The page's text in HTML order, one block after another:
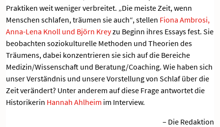
Praktiken weit weniger verbreitet. „Die meiste Zeit, wenn
Menschen schlafen, träumen sie auch“, stellen Fiona Ambrosi,
Anna-Lena Knoll und Björn Kreyzu Beginn ihres Essays fest. Sie
beobachten soziokulturelle Methoden und Theorien des
Träumens, dabei konzentrieren sie sich auf die Bereiche
Medizin/Wissenschaft und Beratung/Coaching. Wie haben sich
unser Verständnis und unsere Vorstellung von Schlaf über die
Zeit verändert? Unter anderem auf diese Frage antwortet die
Historikerin Hannah Ahlheim im Interview.
– Die Redaktion